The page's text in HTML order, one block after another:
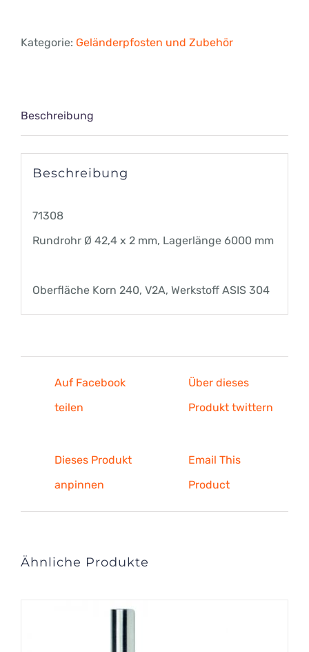
6000
mm
Kategorie: Geländerpfosten und Zubehör
Beschreibung
Beschreibung
71308
Rundrohr Ø 42,4 x 2 mm, Lagerlänge 6000 mm
Oberfläche Korn 240, V2A, Werkstoff ASIS 304
Auf Facebook
teilen
Über dieses
Produkt twittern
Dieses Produkt
anpinnen
Email This
Product
Ähnliche Produkte